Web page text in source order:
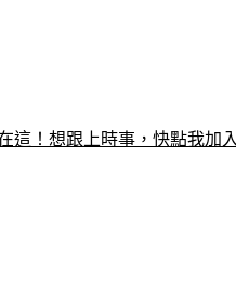
這！想跟上時事，快點我加